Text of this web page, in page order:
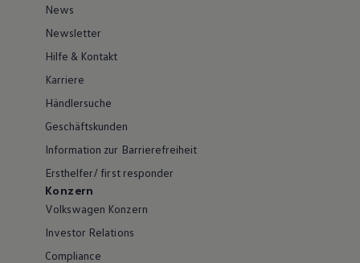
News
Newsletter
Hilfe & Kontakt
Karriere
Händlersuche
Geschäftskunden
Information zur Barrierefreiheit
Ersthelfer/ first responder
Konzern
Volkswagen Konzern
Investor Relations
Compliance